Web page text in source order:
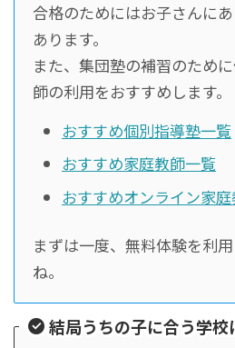
合格のためにはお子さんに
あります。
また、集団塾の補習のため
師の利用をおすすめします。
おすすめ個別指導塾一覧
おすすめ家庭教師一覧
おすすめオンライン家
まずは一度、無料体験を利
ね。
結局うちの子に合う学校